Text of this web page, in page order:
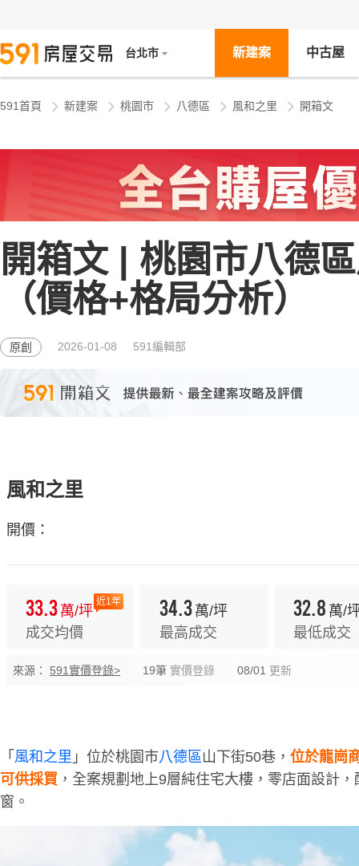
台北市 新建案 中古屋
591首頁 新建案 桃園市 八德區 風和之里 開箱文
開箱文 | 桃園市八德
（價格+格局分析）
原創 2026-01-08 591編輯部
風和之里
開價：
33.3 萬/坪
近1年
成交均價
34.3 萬/坪
最高成交
32.8 萬/
最低成交
來源： 591實價登錄> 19筆 實價登錄 08/01 更新
「 風和之里 」位於桃園市八德區山下街50巷， 位於龍崗
可供採買 ，全案規劃地上9層純住宅大樓，零店面設計
窗。